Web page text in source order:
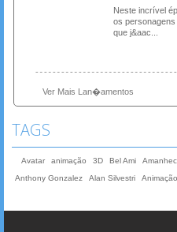
Neste incrível
os
que j&aac...
Ver Mais Lan�amentos
TAGS
Avatar animação 3D Bel Ami
Anthony Gonzalez
Alan Silvestri Animação